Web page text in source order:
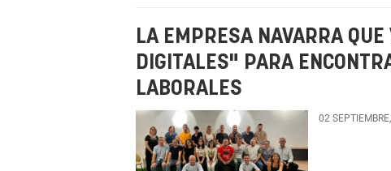
LA EMPRESA NAVARRA
DIGITALES" PARA
LABORALES
02